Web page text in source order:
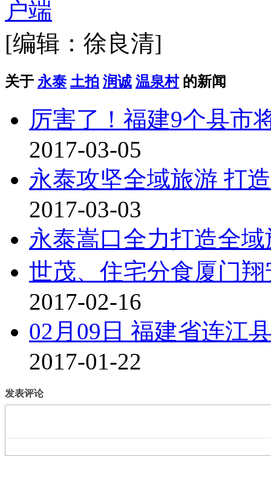
[编辑：徐良清]
关于 永泰 土拍 润诚 温泉村 的新闻
厉害了！福建9个县市
2017-03-05
永泰攻坚全域旅游 打
2017-03-03
永泰嵩口全力打造全
世茂、住宅分食厦门
2017-02-16
02月09日 福建省连江
2017-01-22
发表评论